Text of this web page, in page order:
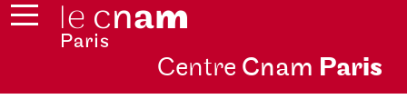
Centre Cnam Paris